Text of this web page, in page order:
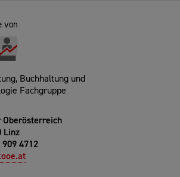
von
Buchhaltung und
Fachgruppe
Linz
4712